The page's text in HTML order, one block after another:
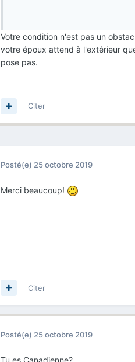
Votre condition n'est pas un
votre époux attend à l'extérieur
pose pas.
Citer
Posté(e) 25 octobre 2019
Merci beaucoup!
Citer
Posté(e) 25 octobre 2019
Tu es Canadienne?